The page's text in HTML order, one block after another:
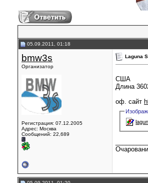
05.09.2011, 01:18
bmw3s
Организатор
Регистрация: 07.12.2005
Адрес: Москва
Сообщений: 22,689
Laguna
США
Длина
оф. сайт